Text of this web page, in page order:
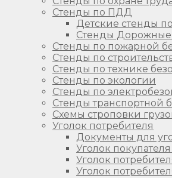
Стенды по ПДД
Детские стенды
Стенды Дорожные
Стенды по пожарной
Стенды по
Стенды по технике
Стенды по экологии
Стенды по
Стенды транспортной
Схемы строповки
Уголок потребителя
Документы для
Уголок
Уголок
Уголок